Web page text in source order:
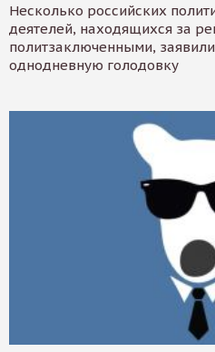
Несколько российских
деятелей, находящихся за
политзаключенными,
однодневную голодовку